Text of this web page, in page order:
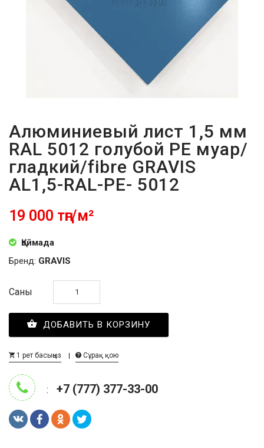
Алюминиевый лист 1,5 мм
RAL 5012 голубой PE муар/
гладкий/fibre GRAVIS
AL1,5-RAL-PE- 5012
19 000 тңг/м²
Қоймада
Бренд: GRAVIS
Саны
ДОБАВИТЬ В КОРЗИНУ
1 рет басыңыз Сұрақ қою
: +7 (777) 377-33-00